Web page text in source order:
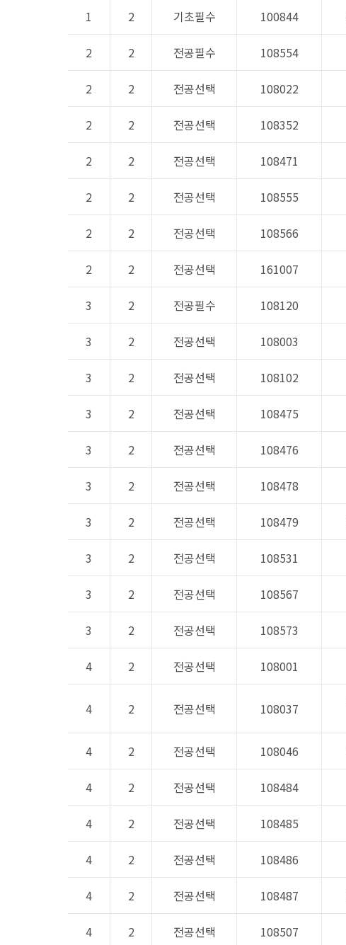
1 2 기초필수 100844
2 2 전공필수 108554
2 2 전공선택 108022
2 2 전공선택 108352
2 2 전공선택 108471
2 2 전공선택 108555
2 2 전공선택 108566
2 2 전공선택 161007
3 2 전공필수 108120
3 2 전공선택 108003
3 2 전공선택 108102
3 2 전공선택 108475
3 2 전공선택 108476
3 2 전공선택 108478
3 2 전공선택 108479
3 2 전공선택 108531
3 2 전공선택 108567
3 2 전공선택 108573
4 2 전공선택 108001
4 2 전공선택 108037
4 2 전공선택 108046
4 2 전공선택 108484
4 2 전공선택 108485
4 2 전공선택 108486
4 2 전공선택 108487
4 2 전공선택 108507